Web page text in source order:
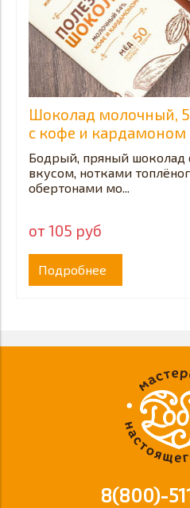
Шоколад молочный,
с кофе и кардамоном
Бодрый, пряный
вкусом, нотками
обертонами мо...
от 105 руб
Подробнее
8(800)-